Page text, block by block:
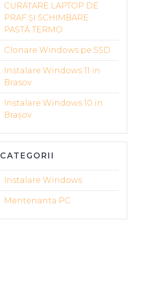
CURĂȚARE LAPTOP DE
PRAF ȘI SCHIMBARE
PASTĂ TERMO
Clonare Windows pe SSD
Instalare Windows 11 in
Brasov
Instalare Windows 10 in
Brașov
CATEGORII
Instalare Windows
Mentenanta PC